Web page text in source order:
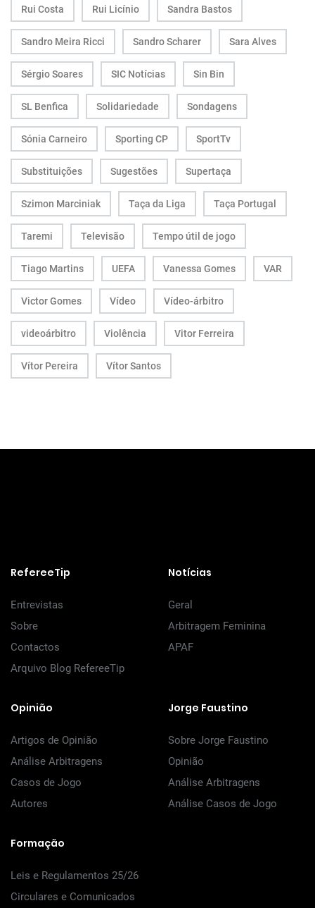
Rui Costa Rui Licínio Sandra Bastos
Sandro Meira Ricci Sandro Scharer Sara Alves
Sérgio Soares SIC Notícias Sin Bin
SL Benfica Solidariedade Sondagens
Sónia Carneiro Sporting CP SportTv
Substituições Sugestões Supertaça
Szimon Marciniak Taça da Liga Taça Portugal
Taremi Televisão Tempo útil de jogo
Tiago Martins UEFA Vanessa Gomes VAR
Victor Gomes Vídeo Vídeo-árbitro
videoárbitro Violência Vitor Ferreira
Vítor Pereira Vítor Santos
RefereeTip
Entrevistas
Sobre
Contactos
Arquivo Blog RefereeTip
Notícias
Geral
Arbitragem Feminina
APAF
Opinião
Artigos de Opinião
Análise Arbitragens
Casos de Jogo
Autores
Jorge Faustino
Sobre Jorge Faustino
Opinião
Análise Arbitragens
Análise Casos de Jogo
Formação
Leis e Regulamentos 25/26
Circulares e Comunicados